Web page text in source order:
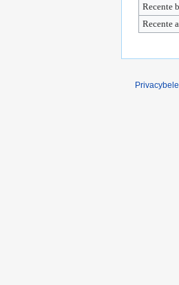
Recente
Recente